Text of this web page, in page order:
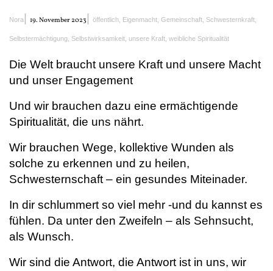
Nora 19. November 2023 öffentlich, Eigenmacht, Gemeinschaft, Schwesternkraft,
Selbstermächtigung, Selbstwirksamkeit, unsere Kraft, weibliche Spiritualität
Die Welt braucht unsere Kraft und unsere Macht
und unser Engagement
Und wir brauchen dazu eine ermächtigende
Spiritualität, die uns nährt.
Wir brauchen Wege, kollektive Wunden als
solche zu erkennen und zu heilen,
Schwesternschaft – ein gesundes Miteinader.
In dir schlummert so viel mehr -und du kannst es
fühlen. Da unter den Zweifeln – als Sehnsucht,
als Wunsch.
Wir sind die Antwort, die Antwort ist in uns, wir